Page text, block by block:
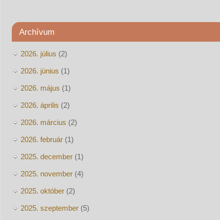
Archívum
2026. július (2)
2026. június (1)
2026. május (1)
2026. április (2)
2026. március (2)
2026. február(1)
2025. december(1)
2025. november(4)
2025. október(2)
2025. szeptember(5)